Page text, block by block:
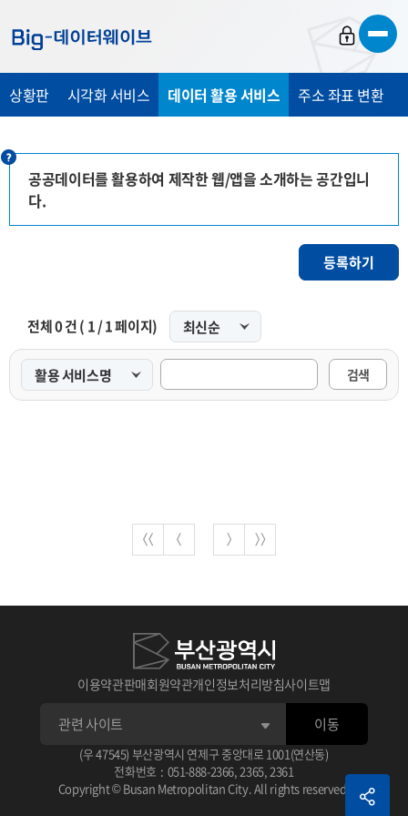
가
가
가
상황판 시각화 서비스 데이터 활용 서비스 주소 좌표 변환
공공데이터를 활용하여 제작한 웹/앱을 소개하는 공간입니
다.
등록하기
전체0건 ( 1/1페이지)
검색
이용약관판매회원약관개인정보처리방침사이트맵
(우 47545) 부산광역시 연제구 중앙대로 1001(연산동)
전화번호 : 051-888-2366, 2365, 2361
Copyright © Busan Metropolitan City. All rights reserved.
이동